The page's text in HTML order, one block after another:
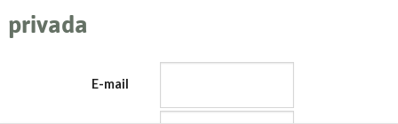
privada
E-mail